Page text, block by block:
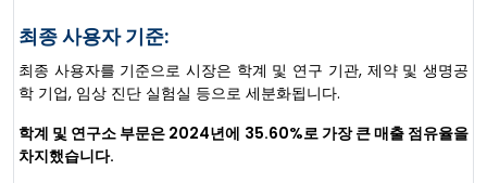
최종 사용자 기준:
최종 사용자를 기준으로 시장은 학계 및 연구 기관, 제약 및 생명공
학 기업, 임상 진단 실험실 등으로 세분화됩니다.
학계 및 연구소 부문은 2024년에 35.60%로 가장 큰 매출 점유율을
차지했습니다.